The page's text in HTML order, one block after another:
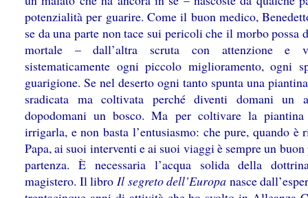
potenzialità per guarire. Come il buon medico,
se da una parte non tace sui pericoli che il morbo possa
mortale – dall’altra scruta con attenzione e
sistematicamente ogni piccolo miglioramento, ogni
guarigione. Se nel deserto ogni tanto spunta una
sradicata ma coltivata perché diventi domani un
dopodomani un bosco. Ma per coltivare la piantina
irrigarla, e non basta l’entusiasmo: che pure, quando è
Papa, ai suoi interventi e ai suoi viaggi è sempre un
partenza. È necessaria l’acqua solida della
magistero. Il libro Il segreto dell’Europa nasce